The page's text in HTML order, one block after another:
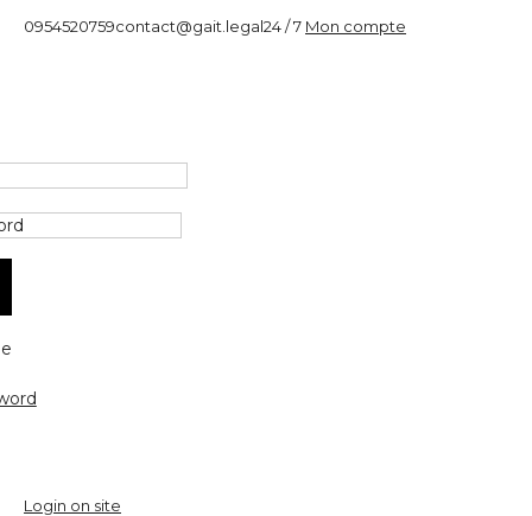
0954520759contact@gait.legal24 / 7 Mon compte
Login on site